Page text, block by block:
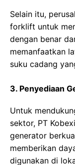
Selain itu,
forklift untuk
dengan benar
memanfaatkan
suku cadang
3. Penyediaan
Untuk
sektor, PT
generator
memberikan
digunakan di